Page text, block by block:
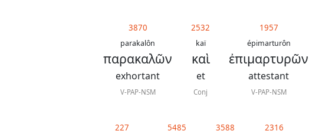
3870
parakalôn
παρακαλῶν
exhortant
V-PAP-NSM
2532
kaï
καὶ
et
Conj
1957
épimarturôn
ἐπιμαρτυρῶν
attestant
V-PAP-NSM
227 5485 3588 2316